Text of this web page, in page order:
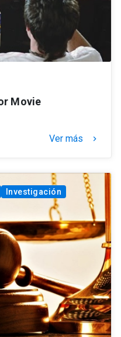
Movie
Ver más keyboard_arrow_right
Investigación